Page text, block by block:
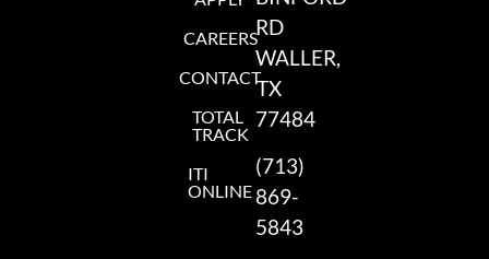
CAREERS
CONTACT
TOTAL
TRACK
ITI
ONLINE
RD
WALLER,
TX
77484
(713)
869-
5843